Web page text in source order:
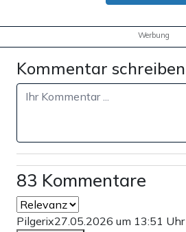
Werbung
Kommentar schreiben
83 Kommentare
Pilgerix27.05.2026 um 13:51 Uhr